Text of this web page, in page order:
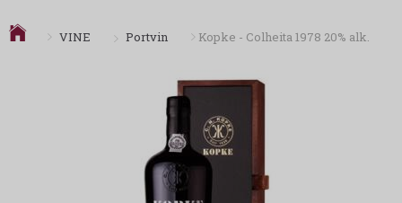
VINE Portvin Kopke - Colheita 1978 20% alk.